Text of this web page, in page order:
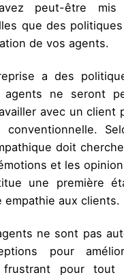
peut-être
que des
de vos agents.
a des
agents ne seront
avec un client
doit
et les
une première
aux clients.
ne sont pas
pour
frustrant pour tout